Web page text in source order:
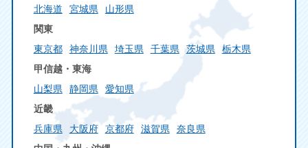
北海道
宮城県
山形県
関東
東京都
神奈川県 埼玉県 千葉県 茨城県
栃木県
甲信越・東海
山梨県
静岡県
愛知県
近畿
兵庫県
大阪府 京都府 滋賀県
奈良県